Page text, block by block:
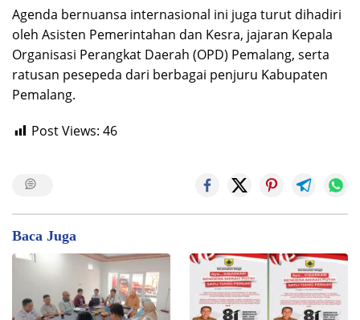
​Agenda bernuansa internasional ini juga turut dihadiri
oleh Asisten Pemerintahan dan Kesra, jajaran Kepala
Organisasi Perangkat Daerah (OPD) Pemalang, serta
ratusan pesepeda dari berbagai penjuru Kabupaten
Pemalang.
Post Views: 46
Baca Juga